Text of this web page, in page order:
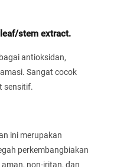
stem extract.
antioksidan,
Sangat cocok
sensitif.
ini merupakan
perkembangbiakan
non-iritan, dan